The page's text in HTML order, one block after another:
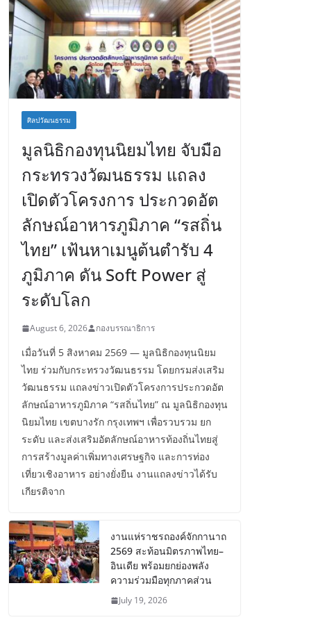
ศิลปวัฒนธรรม
มูลนิธิกองทุนนิยมไทย จับมือ
กระทรวงวัฒนธรรม แถลง
เปิดตัวโครงการ ประกวดอัต
ลักษณ์อาหารภูมิภาค “รสถิ่น
ไทย” เฟ้นหาเมนูต้นตำรับ 4
ภูมิภาค ดัน Soft Power สู่
ระดับโลก
August 6, 2026 กองบรรณาธิการ
เมื่อวันที่ 5 สิงหาคม 2569 — มูลนิธิกองทุนนิยม
ไทย ร่วมกับกระทรวงวัฒนธรรม โดยกรมส่งเสริม
วัฒนธรรม แถลงข่าวเปิดตัวโครงการประกวดอัต
ลักษณ์อาหารภูมิภาค “รสถิ่นไทย” ณ มูลนิธิกองทุน
นิยมไทย เขตบางรัก กรุงเทพฯ เพื่อรวบรวม ยก
ระดับ และส่งเสริมอัตลักษณ์อาหารท้องถิ่นไทยสู่
การสร้างมูลค่าเพิ่มทางเศรษฐกิจ และการท่อง
เที่ยวเชิงอาหาร อย่างยั่งยืน งานแถลงข่าวได้รับ
เกียรติจาก
งานแห่ราชรถองค์จักกานาถ
2569 สะท้อนมิตรภาพไทย–
อินเดีย พร้อมยกย่องพลัง
ความร่วมมือทุกภาคส่วน
July 19, 2026